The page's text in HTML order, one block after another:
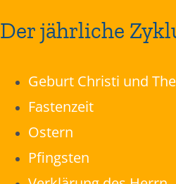
Der jährliche
Geburt Christi und
Fastenzeit
Ostern
Pfingsten